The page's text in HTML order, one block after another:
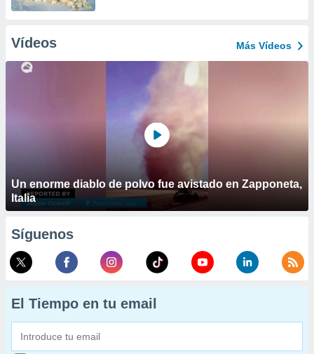
Vídeos Más Vídeos
Un enorme diablo de polvo fue avistado en Zapponeta,
Italia
Síguenos
El Tiempo en tu email